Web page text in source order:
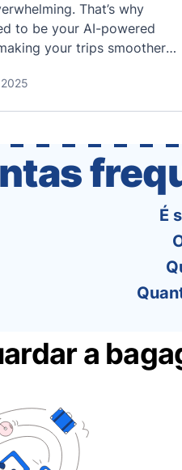
That’s why
to be your AI-powered
your trips smoother,
free. 🧭 What Makes the
Unlike standard travel
as exciting …
É
a